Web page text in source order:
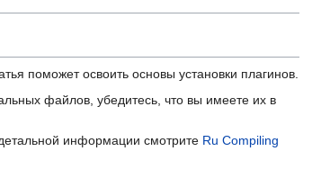
поможет освоить основы установки плагинов.
файлов, убедитесь, что вы имеете их в
информации смотрите Ru Compiling